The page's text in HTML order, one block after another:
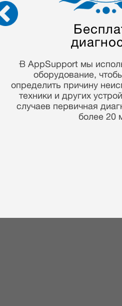
Гарантия на
работы
Многие годы работы в
привыкли работать
уверенностью в
предоставляем